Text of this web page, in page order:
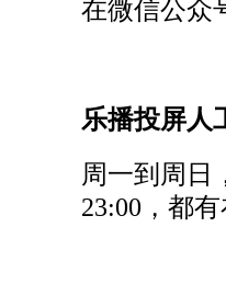
在微信公众
乐播投屏人
周一到周日
23:00，都有